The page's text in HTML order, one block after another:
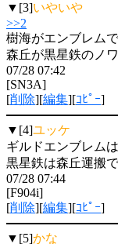
▼[3]いやいや
>>2
樹海がエンブレム
森丘が黒星鉄のノ
07/28 07:42
[SN3A]
[削除][編集][ｺﾋﾟｰ]
▼[4]ユッケ
ギルドエンブレム
黒星鉄は森丘運搬
07/28 07:44
[F904i]
[削除][編集][ｺﾋﾟｰ]
▼[5]かな